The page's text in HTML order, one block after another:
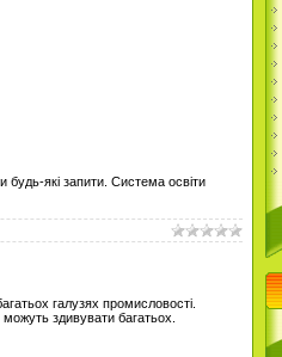
будь-які запити. Система освіти
галузях промисловості.
здивувати багатьох.